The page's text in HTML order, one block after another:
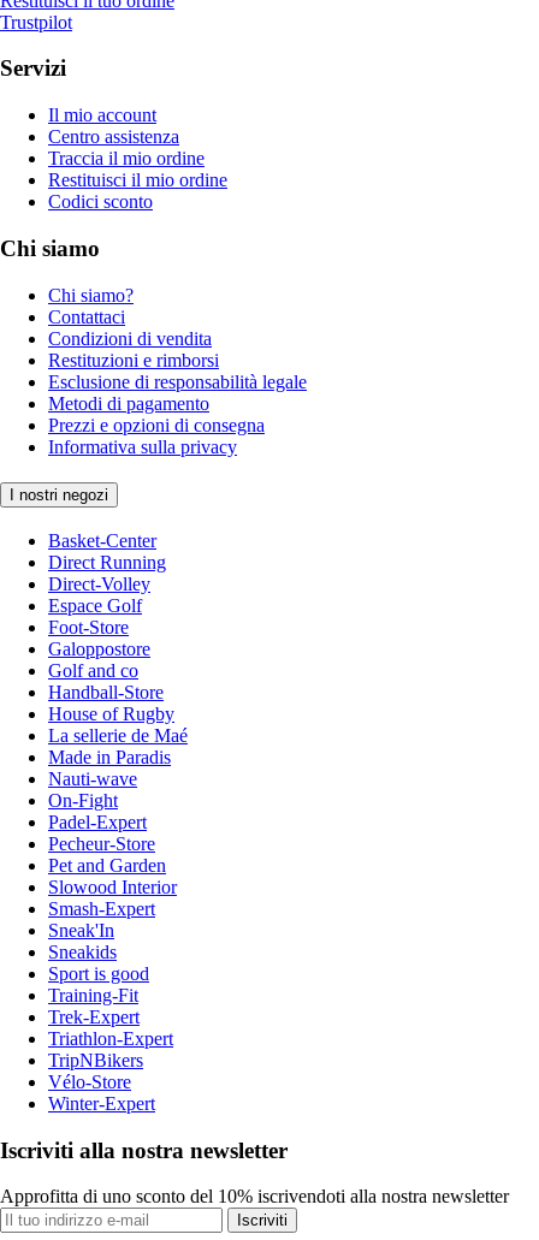
Trustpilot
Servizi
Il mio account
Centro assistenza
Traccia il mio ordine
Restituisci il mio ordine
Codici sconto
Chi siamo
Chi siamo?
Contattaci
Condizioni di vendita
Restituzioni e rimborsi
Esclusione di responsabilità legale
Metodi di pagamento
Prezzi e opzioni di consegna
Informativa sulla privacy
I nostri negozi
Basket-Center
Direct Running
Direct-Volley
Espace Golf
Foot-Store
Galoppostore
Golf and co
Handball-Store
House of Rugby
La sellerie de Maé
Made in Paradis
Nauti-wave
On-Fight
Padel-Expert
Pecheur-Store
Pet and Garden
Slowood Interior
Smash-Expert
Sneak'In
Sneakids
Sport is good
Training-Fit
Trek-Expert
Triathlon-Expert
TripNBikers
Vélo-Store
Winter-Expert
Iscriviti alla nostra newsletter
Approfitta di uno sconto del 10% iscrivendoti alla nostra newsletter
Iscriviti